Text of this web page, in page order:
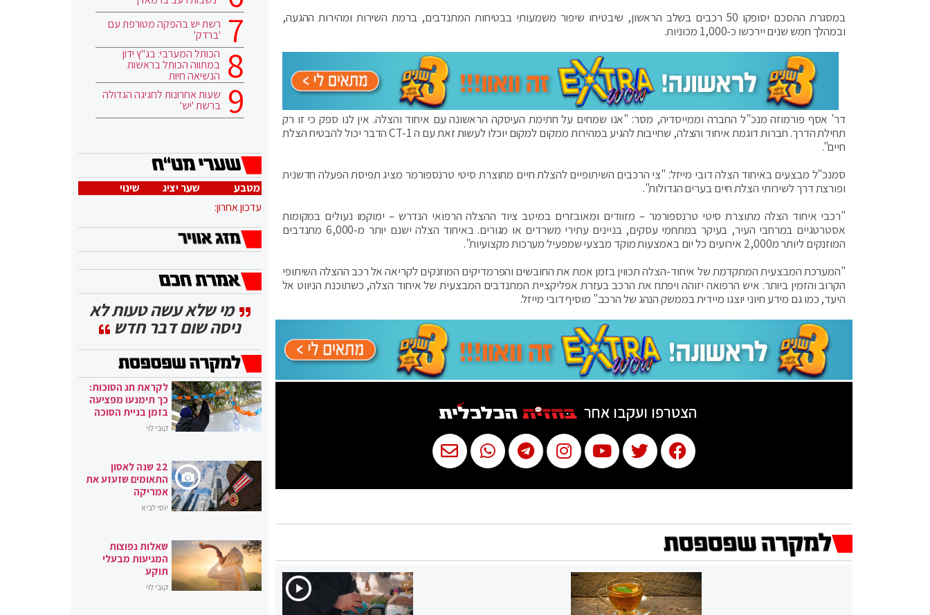
במסגרת ההסכם יסופקו 50 רכבים בשלב הראשון, שיבטיחו שיפור משמעותי בבטיחות המתנדבים, ברמת השירות ומהירות ההגעה,
ובמהלך חמש שנים יירכשו כ-1,000 מכוניות.
דר' אסף פורמוזה מנכ"ל החברה וממייסדיה, מסר: "אנו שמחים על חתימת העיסקה הראשונה עם איחוד והצלה. אין לנו ספק כי זו רק
תחילת הדרך. חברות דוגמת איחוד והצלה, שחייבות להגיע במהירות ממקום למקום יוכלו לעשות זאת עם ה CT-1 הדבר יכול להבטיח הצלת
חיים".
סמנכ"ל מבצעים באיחוד הצלה דובי מייזל: "צי הרכבים השיתופיים להצלת חיים מתוצרת סיטי טרנספורמר מציג תפיסת הפעלה חדשנית
ופורצת דרך לשירותי הצלת חיים בערים הגדולות".
"רכבי איחוד הצלה מתוצרת סיטי טרנספורמר – מזוודים ומאובזרים במיטב ציוד ההצלה הרפואי הנדרש – ימוקמו נעולים במקומות
אסטרטגיים במרחבי העיר, בעיקר במתחמי עסקים, בניינים עתירי משרדים או מגורים. באיחוד הצלה ישנם יותר מ-6,000 מתנדבים
המוזנקים ליותר מ2,000 אירועים כל יום באמצעות מוקד מבצעי שמפעיל מערכות מקצועיות".
"המערכת המבצעית המתקדמת של איחוד-הצלה תכווין בזמן אמת את החובשים והפרמדיקים המוזנקים לקריאה אל רכב ההצלה השיתופי
הקרוב והזמין ביותר. איש הרפואה יזוהה ויפתח את הרכב בעזרת אפליקציית המתנדבים המבצעית של איחוד הצלה, כשתוכנת הניווט אל
היעד, כמו גם מידע חיוני יוצגו מיידית בממשק הנהג של הרכב." מוסיף דובי מייזל.
הצטרפו ועקבו אחר
רשת יש בהפקה מטורפת עם
'ברדק'
הכותל המערבי: בג"ץ ידון
במתווה הכותל בראשות
הנשיאה חיות
שעות אחרונות לחגיגה הגדולה
ברשת 'יש'
מטבע שער יציג
שינוי
עדכון אחרון:
מי שלא עשה טעות לא
ניסה שום דבר חדש
לקראת חג הסוכות:
כך תימנעו מפציעה
בזמן בניית הסוכה
קובי לוי
22 שנה לאסון
התאומים שזעזע את
אמריקה
יוסי לביא
שאלות נפוצות
המגיעות מבעלי
תוקע
קובי לוי